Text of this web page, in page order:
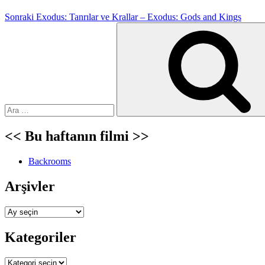
Sonraki Exodus: Tanrılar ve Krallar – Exodus: Gods and Kings
<< Bu haftanın filmi >>
Backrooms
Arşivler
Arşivler
Kategoriler
Kategoriler